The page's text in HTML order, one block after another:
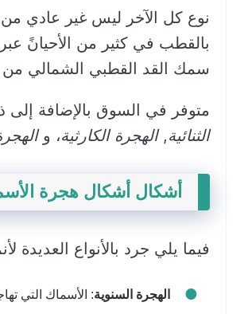
نوع كل الآخر ليس غير عادي
بالقطب في كثير من الأحيانً عبر
سمك القد القطبي الشمالي
متوفر في السوق بالإضافة إلى
الثنائية,الهجرة الكارثية، و
أشكال أشكال هجرة
فيما يلي جرد بالأنواع العديدة
الهجرة السنوية: الأسماك التي